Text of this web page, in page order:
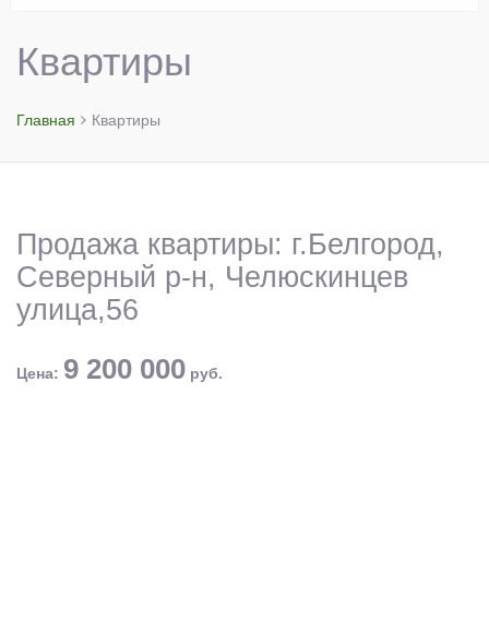
Квартиры
Главная Квартиры
Продажа квартиры: г.Белгород,
Северный р-н, Челюскинцев
улица,56
Цена: 9 200 000 руб.